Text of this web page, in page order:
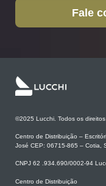
Fale
©2025 Lucchi. Todos os direitos
Centro de Distribuição –
José CEP: 06715-865 – Cotia,
CNPJ 62 .934.690/0002-94
Centro de Distribuição